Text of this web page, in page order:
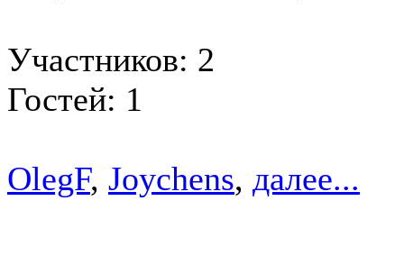
Участников: 2
Гостей: 1
OlegF, Joychens, далее...